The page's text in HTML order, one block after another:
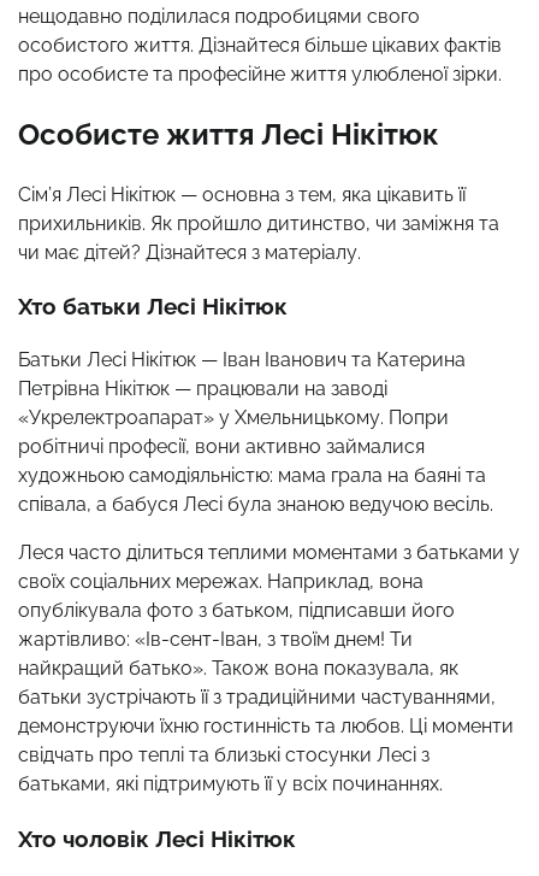
нещодавно поділилася подробицями свого
особистого життя. Дізнайтеся більше цікавих фактів
про особисте та професійне життя улюбленої зірки.
Особисте життя Лесі Нікітюк
Сім’я Лесі Нікітюк — основна з тем, яка цікавить її
прихильників. Як пройшло дитинство, чи заміжня та
чи має дітей? Дізнайтеся з матеріалу.
Хто батьки Лесі Нікітюк
​Батьки Лесі Нікітюк — Іван Іванович та Катерина
Петрівна Нікітюк — працювали на заводі
«Укрелектроапарат» у Хмельницькому. Попри
робітничі професії, вони активно займалися
художньою самодіяльністю: мама грала на баяні та
співала, а бабуся Лесі була знаною ведучою весіль.
Леся часто ділиться теплими моментами з батьками у
своїх соціальних мережах. Наприклад, вона
опублікувала фото з батьком, підписавши його
жартівливо: «Ів-сент-Іван, з твоїм днем! Ти
найкращий батько». Також вона показувала, як
батьки зустрічають її з традиційними частуваннями,
демонструючи їхню гостинність та любов. Ці моменти
свідчать про теплі та близькі стосунки Лесі з
батьками, які підтримують її у всіх починаннях.
Хто чоловік Лесі Нікітюк